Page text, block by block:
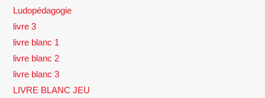
Ludopédagogie
livre 3
livre blanc 1
livre blanc 2
livre blanc 3
LIVRE BLANC JEU